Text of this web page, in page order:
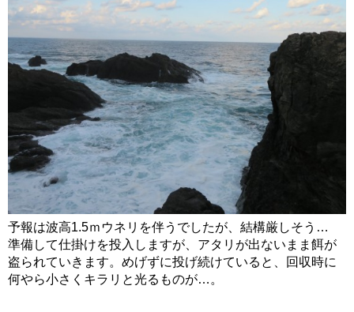
予報は波高1.5ｍウネリを伴うでしたが、結構厳しそう…
準備して仕掛けを投入しますが、アタリが出ないまま餌が
盗られていきます。めげずに投げ続けていると、回収時に
何やら小さくキラリと光るものが…。